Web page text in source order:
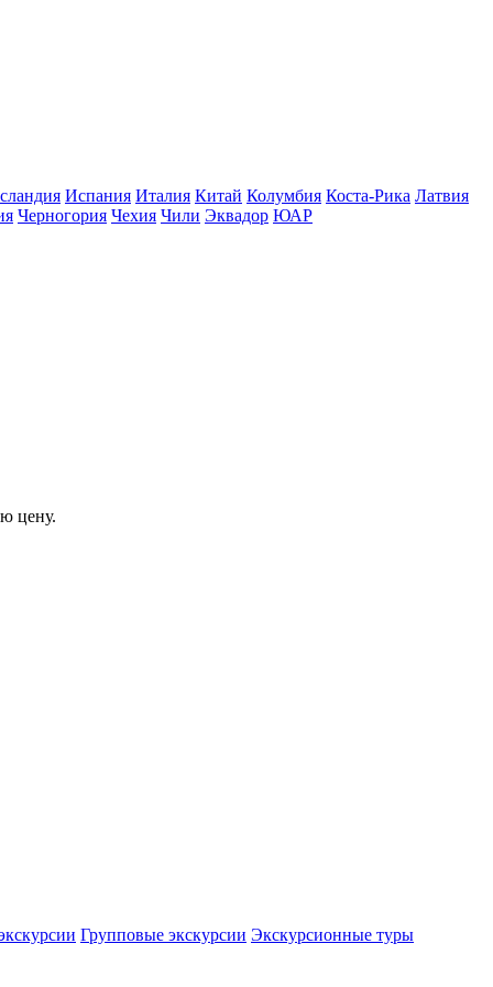
Испания Италия Китай Колумбия Коста-Рика Латвия
Черногория Чехия Чили Эквадор ЮАР
цену.
Групповые экскурсии Экскурсионные туры